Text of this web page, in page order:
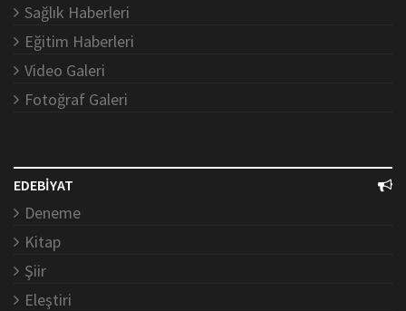
Sağlık Haberleri
Eğitim Haberleri
Video Galeri
Fotoğraf Galeri
EDEBİYAT
Deneme
Kitap
Şiir
Eleştiri